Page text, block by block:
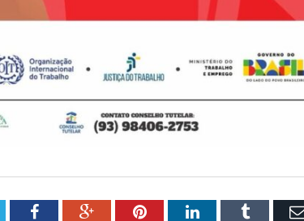
FacebookGoogle+PinterestLinkedInTumblr